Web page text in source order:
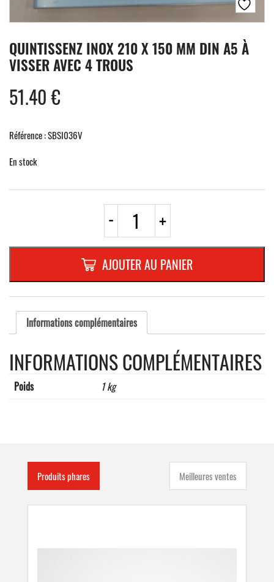
QUINTISSENZ INOX 210 X 150 MM DIN A5 À
VISSER AVEC 4 TROUS
51.40€
Référence : SBSI036V
En stock
-
QUINTISSENZ
INOX
210
x
150
mm
DIN
A5
avec
4
trous
+
AJOUTER AU PANIER
Informations complémentaires
INFORMATIONS COMPLÉMENTAIRES
Poids 1 kg
Produits phares Meilleures ventes